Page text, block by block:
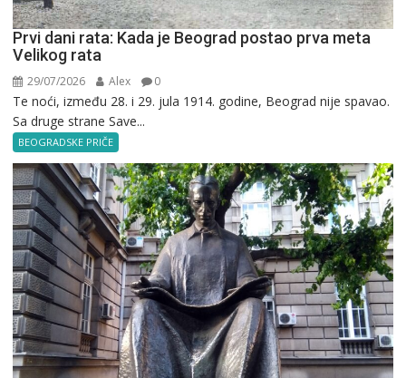
Prvi dani rata: Kada je Beograd postao prva meta
Velikog rata
29/07/2026 Alex 0
Te noći, između 28. i 29. jula 1914. godine, Beograd nije spavao.
Sa druge strane Save...
BEOGRADSKE PRIČE